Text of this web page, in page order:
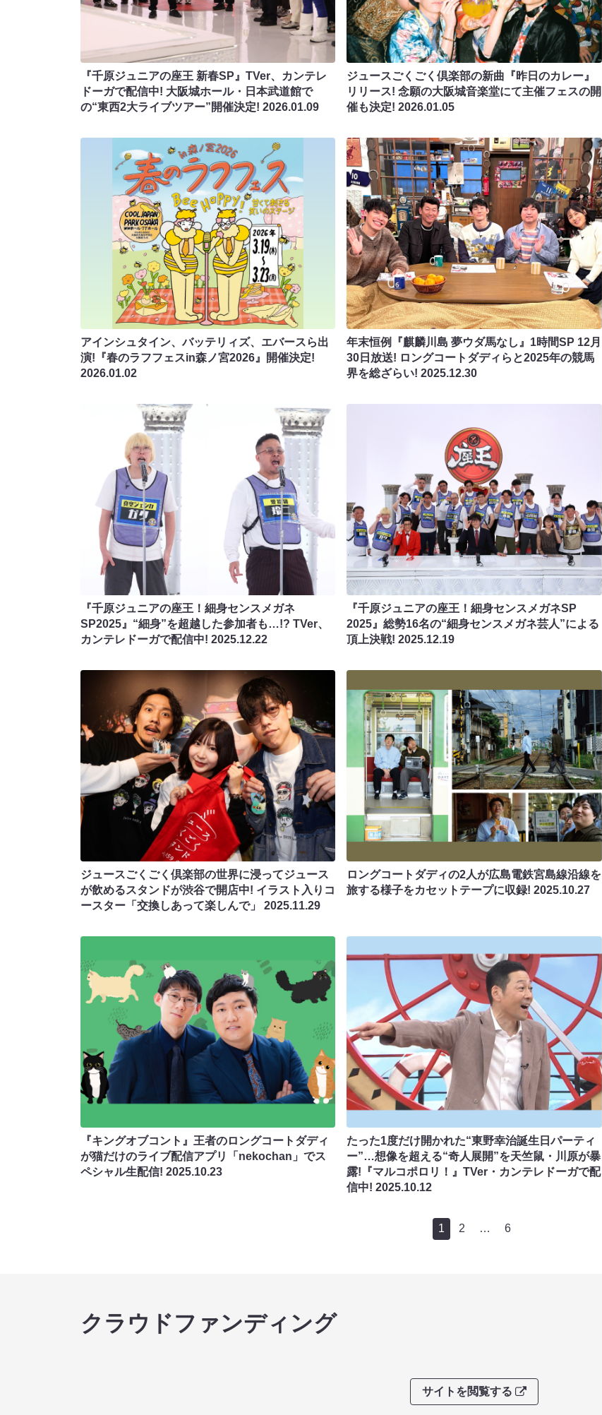
『千原ジュニアの座王 新春SP』TVer、カンテレ
ドーガで配信中! 大阪城ホール・日本武道館で
の“東西2大ライブツアー”開催決定! 2026.01.09
ジュースごくごく倶楽部の新曲『昨日のカレー』
リリース! 念願の大阪城音楽堂にて主催フェスの開
催も決定!2026.01.05
アインシュタイン、バッテリィズ、エバースら出
演!『春のラフフェスin森ノ宮2026』開催決定!
2026.01.02
年末恒例『麒麟川島 夢ウダ馬なし』1時間SP 12月
30日放送! ロングコートダディらと2025年の競馬
界を総ざらい!2025.12.30
『千原ジュニアの座王！細身センスメガネ
SP2025』“細身”を超越した参加者も…!? TVer、
カンテレドーガで配信中! 2025.12.22
『千原ジュニアの座王！細身センスメガネSP
2025』総勢16名の“細身センスメガネ芸人”による
頂上決戦!2025.12.19
ジュースごくごく倶楽部の世界に浸ってジュース
が飲めるスタンドが渋谷で開店中! イラスト入りコ
ースター「交換しあって楽しんで」 2025.11.29
ロングコートダディの2人が広島電鉄宮島線沿線を
旅する様子をカセットテープに収録!2025.10.27
『キングオブコント』王者のロングコートダディ
が猫だけのライブ配信アプリ「nekochan」でス
ペシャル生配信! 2025.10.23
たった1度だけ開かれた“東野幸治誕生日パーティ
ー”…想像を超える“奇人展開”を天竺鼠・川原が暴
露!『マルコポロリ！』TVer・カンテレドーガで配
信中!2025.10.12
1 2 … 6
クラウドファンディング
サイトを閲覧する